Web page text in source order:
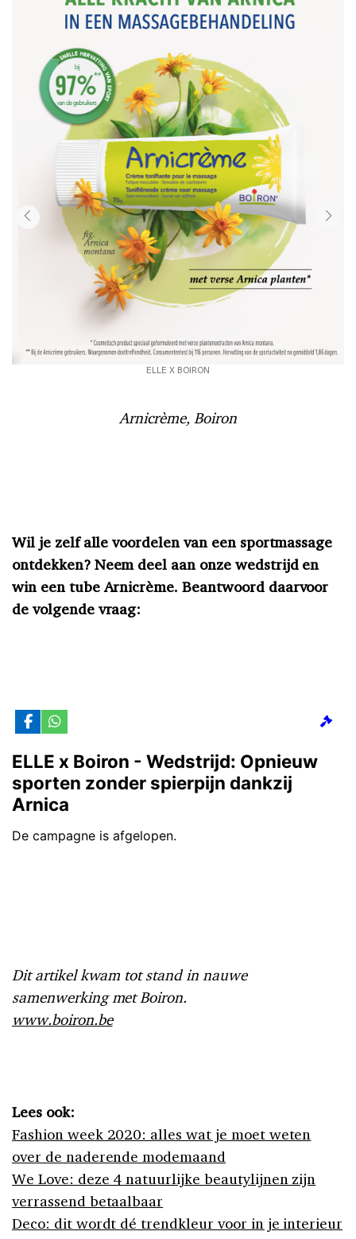
ELLE X BOIRON
Arnicrème, Boiron
Wil je zelf alle voordelen van een sportmassage
ontdekken? Neem deel aan onze wedstrijd en
win eentube Arnicrème. Beantwoord daarvoor
de volgende vraag:
Dit artikel kwam tot stand in nauwe
samenwerking met Boiron.
www.boiron.be
Lees ook:
Fashion week 2020: alles wat je moet weten
over de naderende modemaand
We Love: deze 4 natuurlijke beautylijnen zijn
verrassend betaalbaar
Deco: dit wordt dé trendkleur voor in je interieur